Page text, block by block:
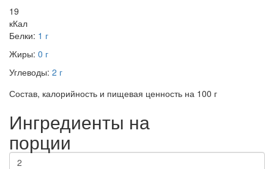
19
кКал
Белки: 1 г
Жиры: 0 г
Углеводы: 2 г
Состав, калорийность и пищевая ценность на 100 г
Ингредиенты на
порции